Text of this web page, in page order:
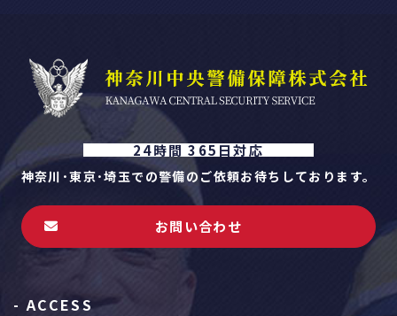
24時間 365日対応
神奈川･東京･埼玉での警備のご依頼お待ちしております。
お問い合わせ
- ACCESS